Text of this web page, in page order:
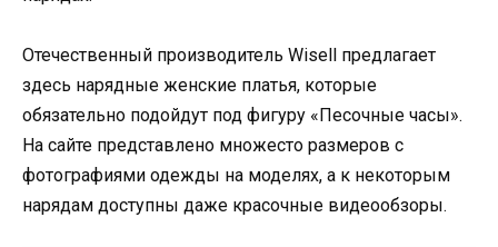
Отечественный производитель Wisell предлагает
здесь нарядные женские платья, которые
обязательно подойдут под фигуру «Песочные часы».
На сайте представлено множесто размеров с
фотографиями одежды на моделях, а к некоторым
нарядам доступны даже красочные видеообзоры.